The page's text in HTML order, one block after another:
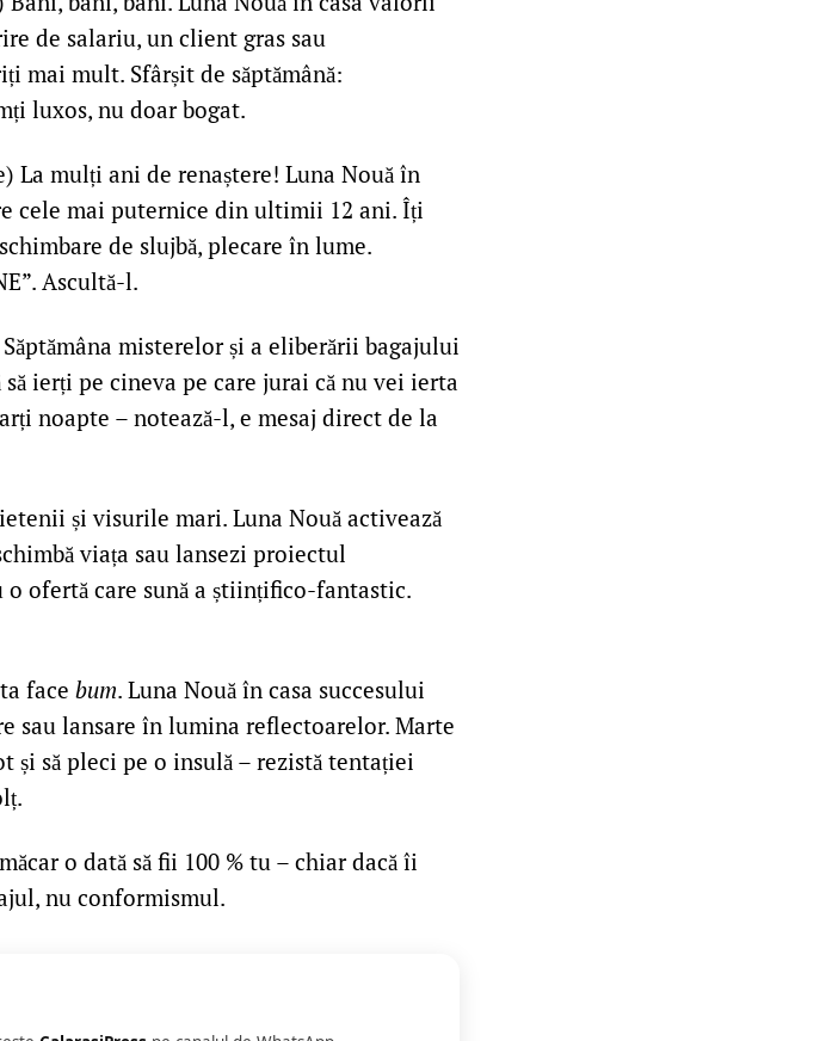
de salariu, un client gras sau
mai mult. Sfârșit de săptămână:
luxos, nu doar bogat.
La mulți ani de renaștere! Luna Nouă în
cele mai puternice din ultimii 12 ani. Îți
de slujbă, plecare în lume.
Ascultă-l.
misterelor și a eliberării bagajului
ierți pe cineva pe care jurai că nu vei ierta
noapte – notează-l, e mesaj direct de la
și visurile mari. Luna Nouă activează
viața sau lansezi proiectul
ofertă care sună a științifico-fantastic.
face bum. Luna Nouă în casa succesului
sau lansare în lumina reflectoarelor. Marte
și să pleci pe o insulă – rezistă tentației
o dată să fii 100 % tu – chiar dacă îi
nu conformismul.